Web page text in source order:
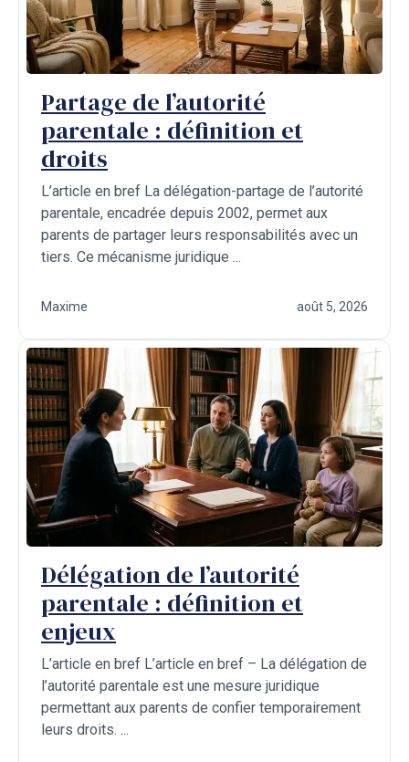
Partage de l’autorité
parentale : définition et
droits
L’article en bref La délégation-partage de l’autorité
parentale, encadrée depuis 2002, permet aux
parents de partager leurs responsabilités avec un
tiers. Ce mécanisme juridique ...
Maxime août 5, 2026
Délégation de l’autorité
parentale : définition et
enjeux
L’article en bref L’article en bref – La délégation de
l’autorité parentale est une mesure juridique
permettant aux parents de confier temporairement
leurs droits. ...